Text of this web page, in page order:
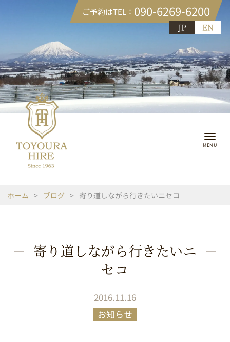
ご予約はTEL： 090-6269-6200
JP EN
ホーム > ブログ > 寄り道しながら行きたいニセコ
寄り道しながら行きたいニ
セコ
2016.11.16
お知らせ